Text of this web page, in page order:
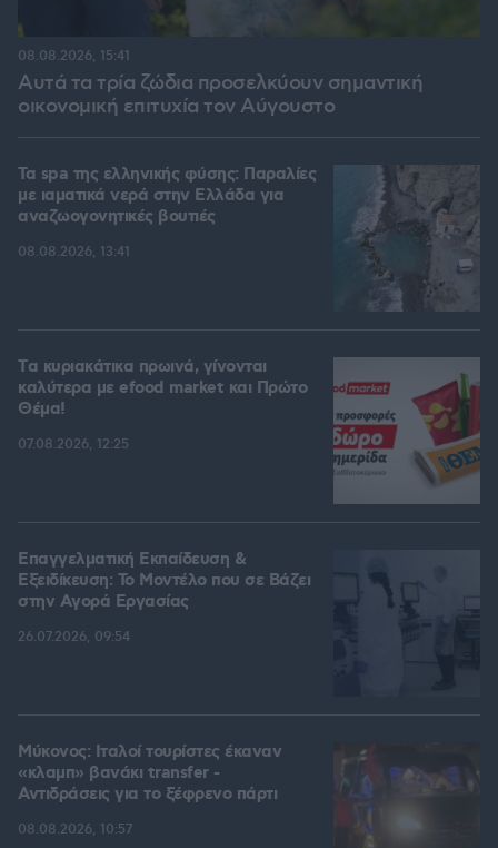
Αυτά τα τρία ζώδια προσελκύουν σημαντική
οικονομική επιτυχία τον Αύγουστο
08.08.2026, 15:41
Τα spa της ελληνικής φύσης: Παραλίες
με ιαματικά νερά στην Ελλάδα για
αναζωογονητικές βουτιές
08.08.2026, 13:41
Tα κυριακάτικα πρωινά, γίνονται
καλύτερα με efood market και Πρώτο
Θέμα!
07.08.2026, 12:25
Επαγγελματική Εκπαίδευση &
Εξειδίκευση: Το Mοντέλο που σε Bάζει
στην Aγορά Eργασίας
26.07.2026, 09:54
Μύκονος: Ιταλοί τουρίστες έκαναν
«κλαμπ» βανάκι transfer -
Αντιδράσεις για το ξέφρενο πάρτι
08.08.2026, 10:57